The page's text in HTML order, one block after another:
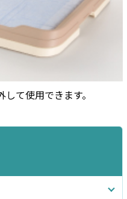
て使用できます。